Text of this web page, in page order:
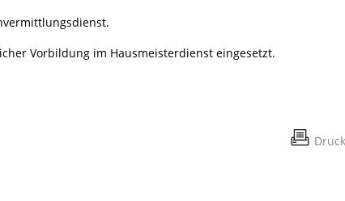
Vorbildung im Hausmeisterdienst eingesetzt.